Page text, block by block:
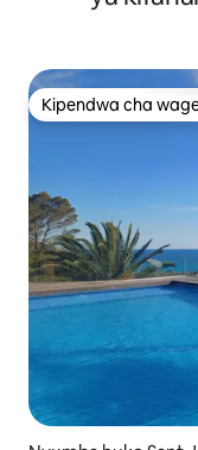
Kipendwa cha
Kipendwa cha